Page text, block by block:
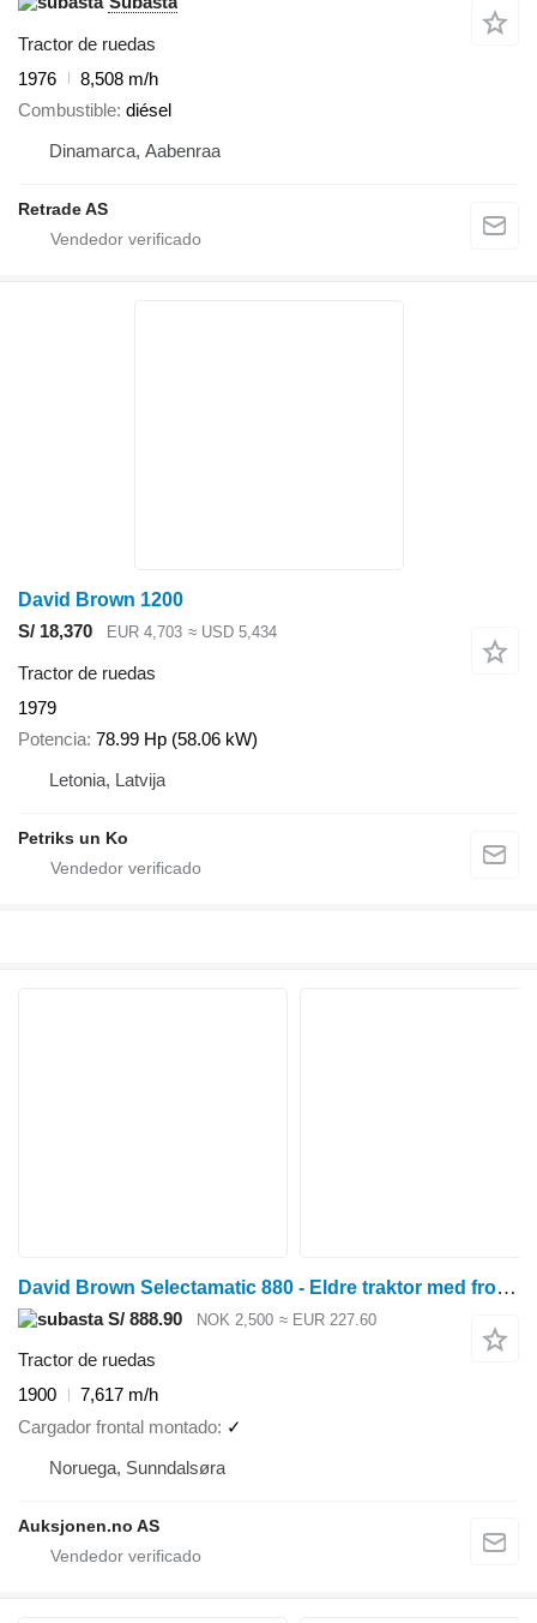
Tractor de ruedas
1976
8,508 m/h
Combustible diésel
Dinamarca, Aabenraa
Retrade AS
David Brown 1200
S/ 18,370
EUR 4,703 ≈ USD 5,434
Tractor de ruedas
1979
Potencia 78.99 Hp (58.06 kW)
Letonia, Latvija
Petriks un Ko
David Brown Selectamatic 880 - Eldre traktor med frontlaster og pallegafler
S/ 888.90 NOK 2,500 ≈ EUR 227.60
Tractor de ruedas
1900
7,617 m/h
Cargador frontal montado ✓
Noruega, Sunndalsøra
Auksjonen.no AS